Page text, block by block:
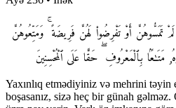
تَمَسُّوهُنَّ أَوْ تَفْرِضُوا۟ لَهُنَّ فَرِيضَةً ۚ وَمَتِّعُوهُنَّ
مَتَـٰعًۢا بِٱلْمَعْرُوفِ ۖ حَقًّا عَلَى ٱلْمُحْسِنِينَ
Yaxınlıq etmədiyiniz və mehrini təyin
boşasanız, sizə heç bir günah